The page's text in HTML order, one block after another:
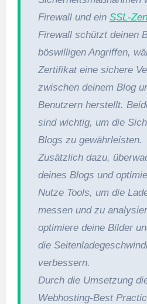
Firewall und ein SSL-
Firewall schützt deinen
böswilligen Angriffen,
Zertifikat eine sichere
zwischen deinem Blog
Benutzern herstellt.
sind wichtig, um die
Blogs zu gewährleisten.
Zusätzlich dazu,
deines Blogs und
Nutze Tools, um die
messen und zu
optimiere deine Bilder
die
verbessern.
Durch die Umsetzung
Webhosting-Best